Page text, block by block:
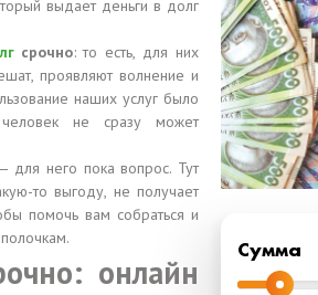
Cумма
выдает деньги в долг
срочно: то есть, для них
проявляют волнение и
наших услуг было
не сразу может
для него пока вопрос. Тут
то выгоду, не получает
помочь вам собраться и
онлайн